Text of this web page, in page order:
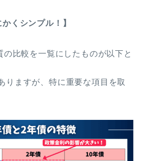
くシンプル！】
比較を一覧にしたものが以下と
りますが、特に重要な項目を取